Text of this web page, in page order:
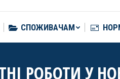
СПОЖИВАЧАМ
РОБОТИ У